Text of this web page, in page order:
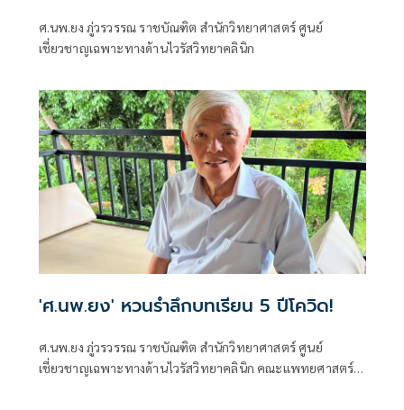
ศ.นพ.ยง ภู่วรวรรณ ราชบัณฑิต สำนักวิทยาศาสตร์ ศูนย์
เชี่ยวชาญเฉพาะทางด้านไวรัสวิทยาคลินิก
'ศ.นพ.ยง' หวนรำลึกบทเรียน 5 ปีโควิด!
ศ.นพ.ยง ภู่วรวรรณ ราชบัณฑิต สำนักวิทยาศาสตร์ ศูนย์
เชี่ยวชาญเฉพาะทางด้านไวรัสวิทยาคลินิก คณะแพทยศาสตร์